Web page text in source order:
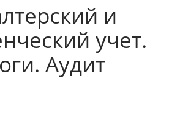
и
учет.
Аудит